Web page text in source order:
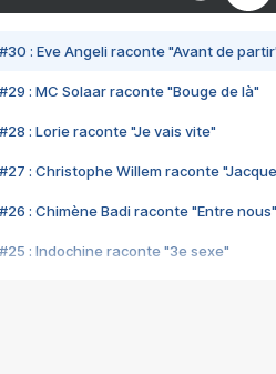
#30 : Eve Angeli raconte "Avant de
#29 : MC Solaar raconte "Bouge de là"
#28 : Lorie raconte "Je vais vite"
#27 : Christophe Willem raconte
#26 : Chimène Badi raconte "Entre nous"
#25 : Indochine raconte "3e sexe"